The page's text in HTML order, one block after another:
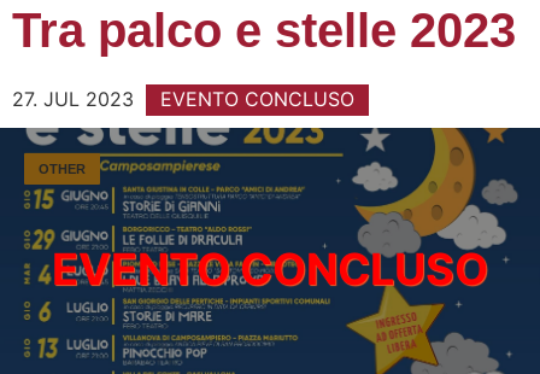
Tra palco e stelle 2023
27. JUL 2023 EVENTO CONCLUSO
OTHER